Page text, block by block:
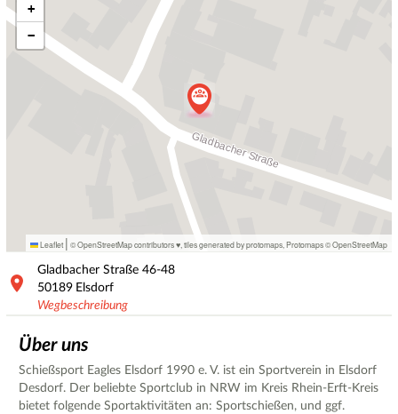
+
−
Leaflet | © OpenStreetMap contributors ♥, tiles generated by protomaps Protomaps©OpenStreetMap
Gladbacher Straße 46-48
50189 Elsdorf
Wegbeschreibung
Über uns
Schießsport Eagles Elsdorf 1990 e. V. ist ein Sportverein in Elsdorf
Desdorf. Der beliebte Sportclub in NRW im Kreis Rhein-Erft-Kreis
bietet folgende Sportaktivitäten an: Sportschießen, und ggf.